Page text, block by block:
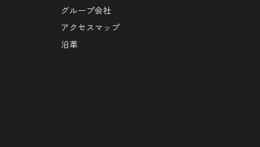
グループ会社
アクセスマップ
沿革